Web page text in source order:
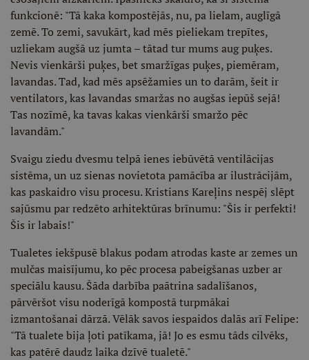
funkcionē: "Tā kaka kompostējās, nu, pa lielam, auglīgā
zemē. To zemi, savukārt, kad mēs pieliekam trepītes,
uzliekam augšā uz jumta – tātad tur mums aug puķes.
Nevis vienkārši puķes, bet smaržīgas puķes, piemēram,
lavandas. Tad, kad mēs apsēžamies un to darām, šeit ir
ventilators, kas lavandas smaržas no augšas iepūš sejā!
Tas nozīmē, ka tavas kakas vienkārši smaržo pēc
lavandām."
Svaigu ziedu dvesmu telpā ienes iebūvētā ventilācijas
sistēma, un uz sienas novietota pamācība ar ilustrācijām,
kas paskaidro visu procesu. Kristians Kareļins nespēj slēpt
sajūsmu par redzēto arhitektūras brīnumu: "Šis ir perfekti!
Šis ir labais!"
Tualetes iekšpusē blakus podam atrodas kaste ar zemes un
mulčas maisījumu, ko pēc procesa pabeigšanas uzber ar
speciālu kausu. Šāda darbība paātrina sadalīšanos,
pārvēršot visu noderīgā kompostā turpmākai
izmantošanai dārzā. Vēlāk savos iespaidos dalās arī Felipe:
"Tā tualete bija ļoti patīkama, jā! Jo es esmu tāds cilvēks,
kas patērē daudz laika dzīvē tualetē."